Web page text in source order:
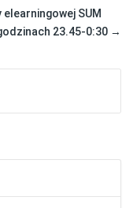
SUM
23.45-0:30 →